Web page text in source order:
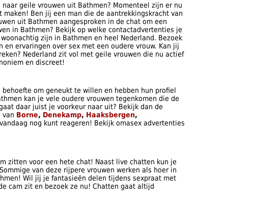
geile vrouwen uit Bathmen? Momenteel zijn er nu
Ben jij een man die de aantrekkingskracht van
uit Bathmen aangesproken in de chat om een
in Bathmen? Bekijk op welke contactadvertenties je
zijn in Bathmen en heel Nederland. Bezoek
ervaringen over sex met een oudere vrouw. Kan jij
Nederland zit vol met geile vrouwen die nu actief
en discreet!
om geneukt te willen en hebben hun profiel
kan je vele oudere vrouwen tegenkomen die de
daar juist je voorkeur naar uit? Bekijk dan de
van Borne, Denekamp, Haaksbergen,
nog kunt reageren! Bekijk omasex advertenties
zitten voor een hete chat! Naast live chatten kun je
van deze rijpere vrouwen werken als hoer in
Wil jij je fantasieën delen tijdens sexpraat met
cam zit en bezoek ze nu! Chatten gaat altijd